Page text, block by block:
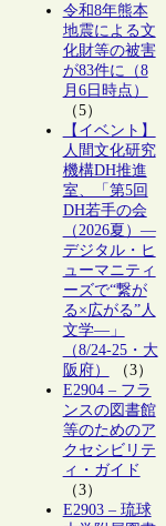
令和8年熊本
地震による文
化財等の被害
が83件に（8
月6日時点）
（5）
【イベント】
人間文化研究
機構DH推進
室、「第5回
DH若手の会
（2026夏）―
デジタル・ヒ
ューマニティ
ーズで“繋が
る×広がる”人
文学―」
（8/24-25・大
阪府）
（3）
E2904 – フラ
ンスの図書館
等のためのア
クセシビリテ
ィ・ガイド
（3）
E2903 – 琉球